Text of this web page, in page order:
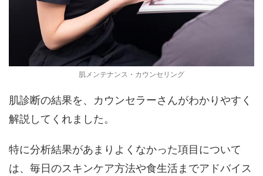
肌メンテナンス・カウンセリング
肌診断の結果を、カウンセラーさんがわかりやすく
解説してくれました。
特に分析結果があまりよくなかった項目について
は、毎日のスキンケア方法や食生活までアドバイス